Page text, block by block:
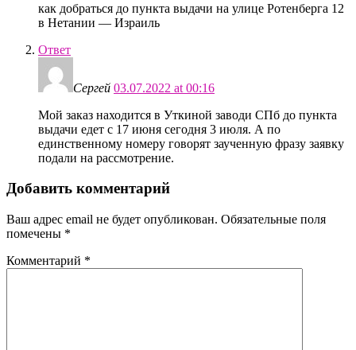
как добраться до пункта выдачи на улице Ротенберга 12
в Нетании — Израиль
Ответ
Сергей 03.07.2022 at 00:16
Мой заказ находится в Уткиной заводи СПб до пункта
выдачи едет с 17 июня сегодня 3 июля. А по
единственному номеру говорят заученную фразу заявку
подали на рассмотрение.
Добавить комментарий
Ваш адрес email не будет опубликован. Обязательные поля
помечены *
Комментарий *